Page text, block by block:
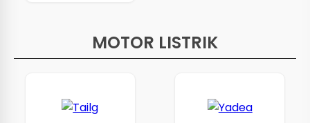
MOTOR LISTRIK